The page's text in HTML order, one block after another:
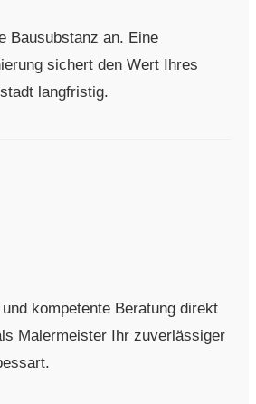
Bausubstanz an. Eine
sichert den Wert Ihres
langfristig.
kompetente Beratung direkt
Malermeister Ihr zuverlässiger